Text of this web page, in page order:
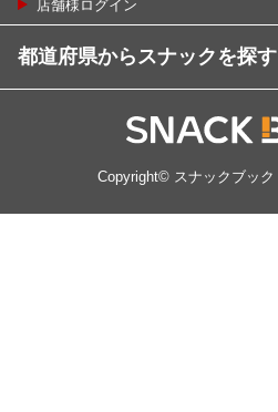
都道府県からスナックを探す
店舗様ログイン
Copyright© スナックブック